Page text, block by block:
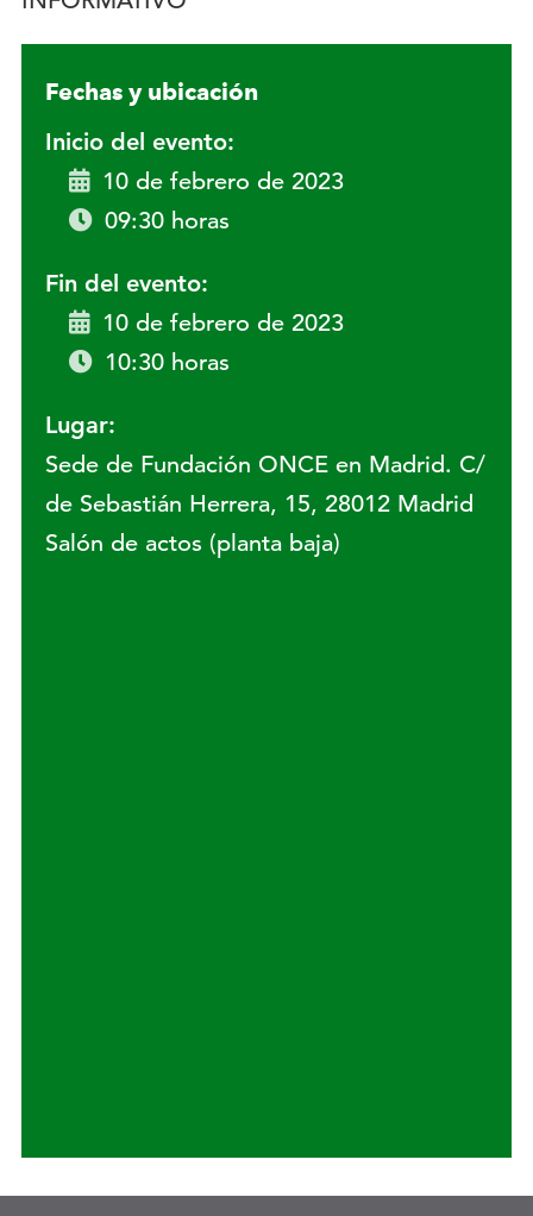
Fechas y ubicación
Inicio del evento:
10 de febrero de 2023
09:30 horas
Fin del evento:
10 de febrero de 2023
10:30 horas
Lugar:
Sede de Fundación ONCE en Madrid. C/
de Sebastián Herrera, 15, 28012 Madrid
Salón de actos (planta baja)